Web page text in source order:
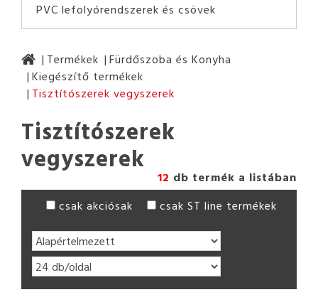
PVC lefolyórendszerek és csövek
Termékek
Fürdőszoba és Konyha
Kiegészítő termékek
Tisztítószerek vegyszerek
Tisztítószerek
vegyszerek
12 db termék a listában
csak akciósak
csak ST line termékek